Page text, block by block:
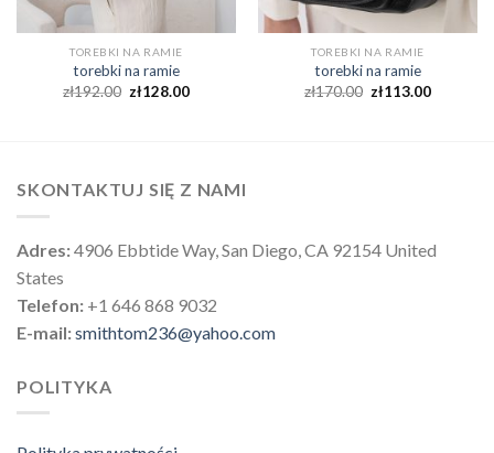
TOREBKI NA RAMIE
torebki na ramie
zł192.00 zł128.00
TOREBKI NA RAMIE
torebki na ramie
zł170.00 zł113.00
SKONTAKTUJ SIĘ Z NAMI
Adres:4906 Ebbtide Way, San Diego, CA 92154 United
States
Telefon: +1 646 868 9032
E-mail:smithtom236@yahoo.com
POLITYKA